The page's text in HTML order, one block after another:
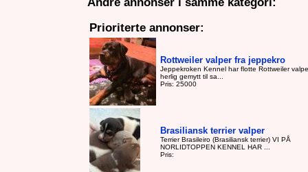
Prioriterte annonser:
Rottweiler valper fra jeppekro
Jeppekroken Kennel har flotte Rottweiler
herlig gemytt til sa...
Pris: 25000
Brasiliansk terrier valper
Terrier Brasileiro (Brasiliansk terrier) VI PÅ
NORLIDTOPPEN KENNEL HAR ...
Pris: